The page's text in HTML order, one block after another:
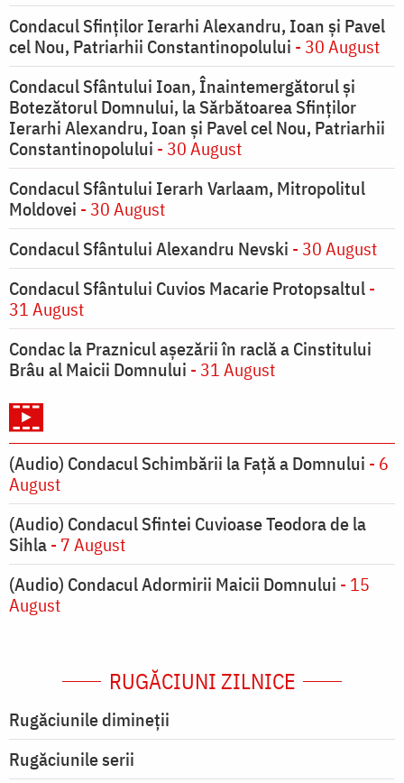
Condacul Sfinţilor Ierarhi Alexandru, Ioan şi Pavel
cel Nou, Patriarhii Constantinopolului - 30 August
Condacul Sfântului Ioan, Înaintemergătorul şi
Botezătorul Domnului, la Sărbătoarea Sfinţilor
Ierarhi Alexandru, Ioan şi Pavel cel Nou, Patriarhii
Constantinopolului - 30 August
Condacul Sfântului Ierarh Varlaam, Mitropolitul
Moldovei - 30 August
Condacul Sfântului Alexandru Nevski - 30 August
Condacul Sfântului Cuvios Macarie Protopsaltul-
31 August
Condac la Praznicul aşezării în raclă a Cinstitului
Brâu al Maicii Domnului - 31 August
(Audio) Condacul Schimbării la Față a Domnului - 6
August
(Audio) Condacul Sfintei Cuvioase Teodora de la
Sihla- 7 August
(Audio) Condacul Adormirii Maicii Domnului - 15
August
RUGĂCIUNI ZILNICE
Rugăciunile dimineții
Rugăciunile serii